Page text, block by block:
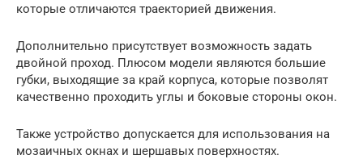
которые отличаются траекторией движения.
Дополнительно присутствует возможность задать
двойной проход. Плюсом модели являются большие
губки, выходящие за край корпуса, которые позволят
качественно проходить углы и боковые стороны окон.
Также устройство допускается для использования на
мозаичных окнах и шершавых поверхностях.